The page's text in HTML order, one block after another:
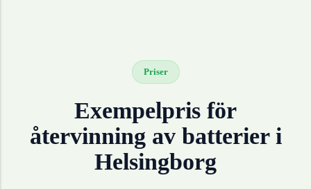
Priser
Exempelpris för
återvinning av batterieri
Helsingborg